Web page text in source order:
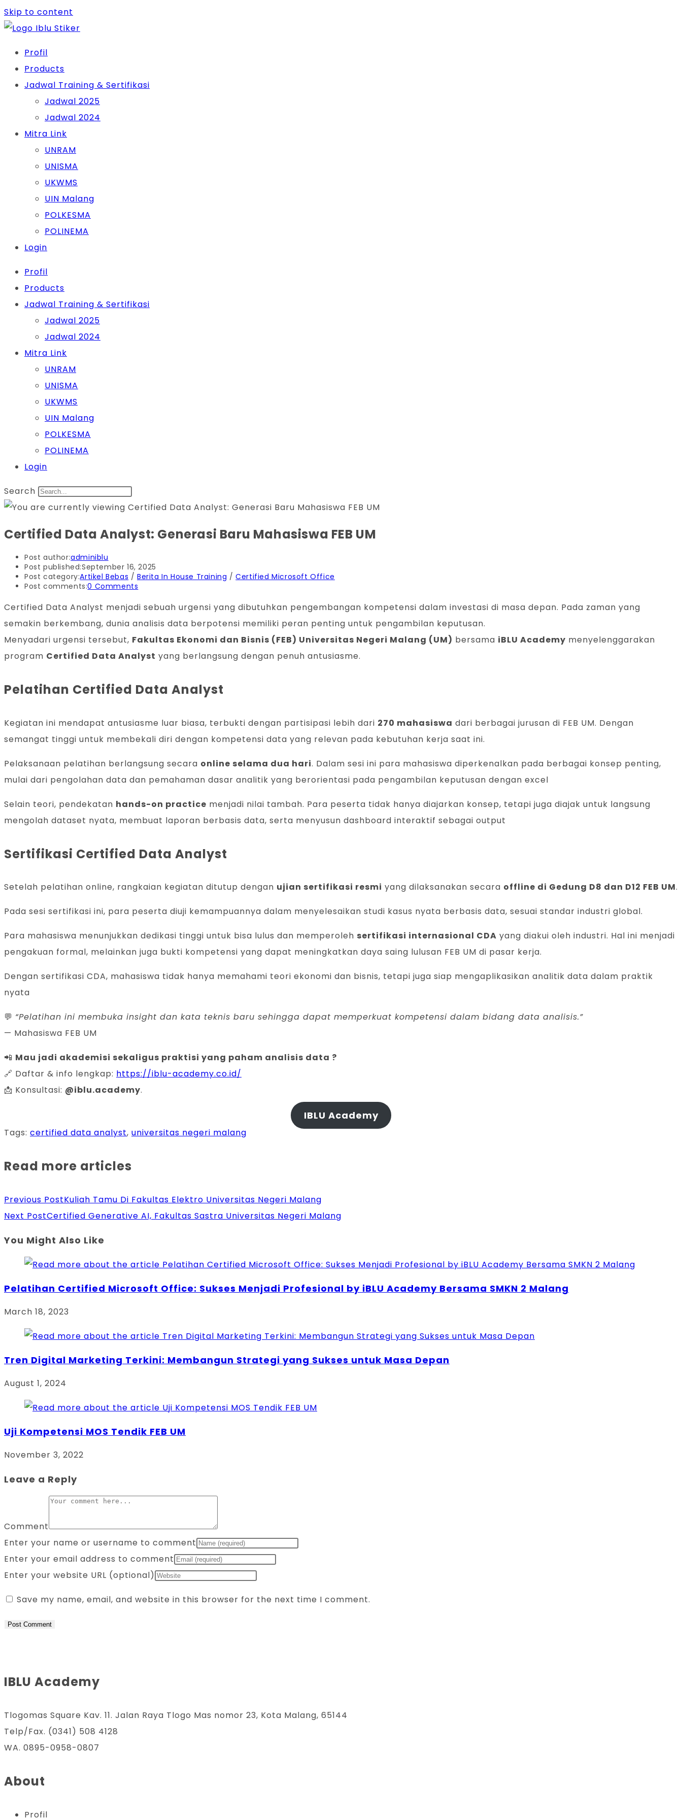
Skip to content
Profil
Products
Jadwal Training & Sertifikasi
Jadwal 2025
Jadwal 2024
Mitra Link
UNRAM
UNISMA
UKWMS
UIN Malang
POLKESMA
POLINEMA
Login
Profil
Products
Jadwal Training & Sertifikasi
Jadwal 2025
Jadwal 2024
Mitra Link
UNRAM
UNISMA
UKWMS
UIN Malang
POLKESMA
POLINEMA
Login
Search
Certified Data Analyst: Generasi Baru Mahasiswa FEB UM
Post author:adminiblu
Post published:September 16, 2025
Post category:Artikel Bebas / Berita In House Training / Certified Microsoft Office
Post comments:0 Comments
Certified Data Analyst menjadi sebuah urgensi yang dibutuhkan pengembangan kompetensi dalam investasi di masa depan. Pada zaman yang
semakin berkembang, dunia analisis data berpotensi memiliki peran penting untuk pengambilan keputusan.
Menyadari urgensi tersebut, Fakultas Ekonomi dan Bisnis (FEB) Universitas Negeri Malang (UM) bersama iBLU Academy menyelenggarakan
program Certified Data Analyst yang berlangsung dengan penuh antusiasme.
Pelatihan Certified Data Analyst
Kegiatan ini mendapat antusiasme luar biasa, terbukti dengan partisipasi lebih dari 270 mahasiswa dari berbagai jurusan di FEB UM. Dengan
semangat tinggi untuk membekali diri dengan kompetensi data yang relevan pada kebutuhan kerja saat ini.
Pelaksanaan pelatihan berlangsung secara online selama dua hari. Dalam sesi ini para mahasiswa diperkenalkan pada berbagai konsep penting,
mulai dari pengolahan data dan pemahaman dasar analitik yang berorientasi pada pengambilan keputusan dengan excel
Selain teori, pendekatan hands-on practice menjadi nilai tambah. Para peserta tidak hanya diajarkan konsep, tetapi juga diajak untuk langsung
mengolah dataset nyata, membuat laporan berbasis data, serta menyusun dashboard interaktif sebagai output
Sertifikasi Certified Data Analyst
Setelah pelatihan online, rangkaian kegiatan ditutup dengan ujian sertifikasi resmi yang dilaksanakan secara offline di Gedung D8 dan D12 FEB UM.
Pada sesi sertifikasi ini, para peserta diuji kemampuannya dalam menyelesaikan studi kasus nyata berbasis data, sesuai standar industri global.
Para mahasiswa menunjukkan dedikasi tinggi untuk bisa lulus dan memperoleh sertifikasi internasional CDA yang diakui oleh industri. Hal ini menjadi
pengakuan formal, melainkan juga bukti kompetensi yang dapat meningkatkan daya saing lulusan FEB UM di pasar kerja.
Dengan sertifikasi CDA, mahasiswa tidak hanya memahami teori ekonomi dan bisnis, tetapi juga siap mengaplikasikan analitik data dalam praktik
nyata
💬 “Pelatihan ini membuka insight dan kata teknis baru sehingga dapat memperkuat kompetensi dalam bidang data analisis.”
— Mahasiswa FEB UM
📲 Mau jadi akademisi sekaligus praktisi yang paham analisis data ?
🔗 Daftar & info lengkap: https://iblu-academy.co.id/
📩 Konsultasi: @iblu.academy.
IBLU Academy
Tags: certified data analyst, universitas negeri malang
Read more articles
Previous PostKuliah Tamu Di Fakultas Elektro Universitas Negeri Malang
Next PostCertified Generative AI, Fakultas Sastra Universitas Negeri Malang
You Might Also Like
Pelatihan Certified Microsoft Office: Sukses Menjadi Profesional by iBLU Academy Bersama SMKN 2 Malang
March 18, 2023
Tren Digital Marketing Terkini: Membangun Strategi yang Sukses untuk Masa Depan
August 1, 2024
Uji Kompetensi MOS Tendik FEB UM
November 3, 2022
Leave a Reply
Comment
Enter your name or username to comment
Enter your email address to comment
Enter your website URL (optional)
Save my name, email, and website in this browser for the next time I comment.
IBLU Academy
Tlogomas Square Kav. 11. Jalan Raya Tlogo Mas nomor 23, Kota Malang, 65144
Telp/Fax. (0341) 508 4128
WA. 0895-0958-0807
About
Profil